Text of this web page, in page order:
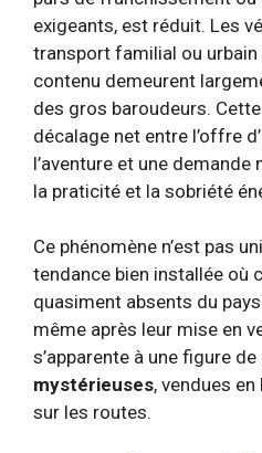
exigeants, est réduit. Les
transport familial ou
contenu demeurent
des gros baroudeurs.
décalage net entre l’offre
l’aventure et une
la praticité et la sobriété
Ce phénomène n’est pas
tendance bien installée où
quasiment absents du
même après leur mise en
s’apparente à une figure
mystérieuses, vendues
sur les routes.